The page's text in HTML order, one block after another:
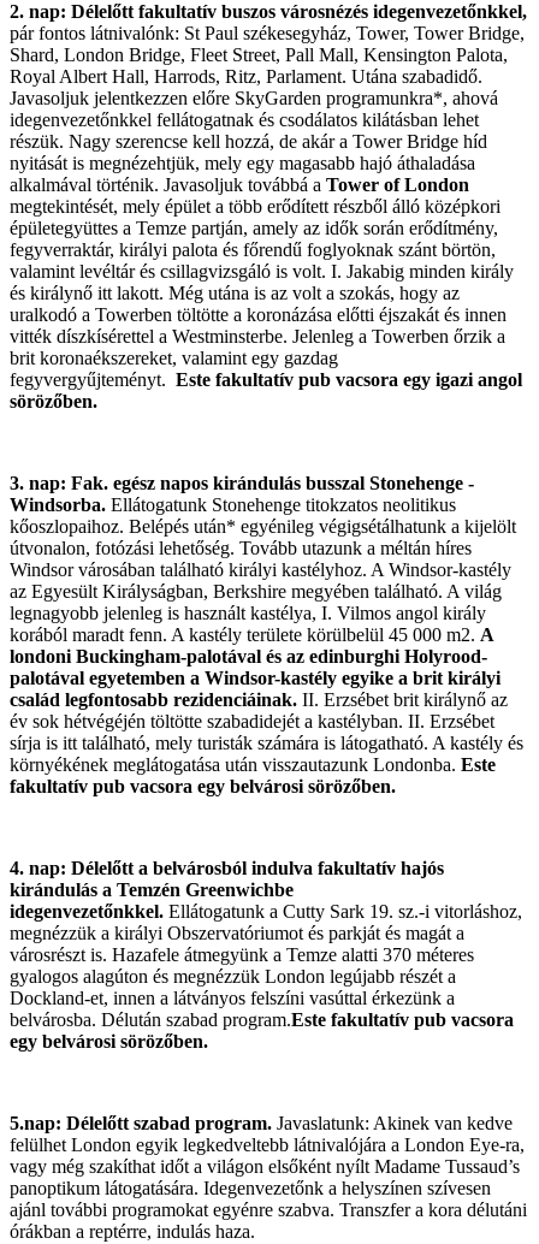
2. nap: Délelőtt fakultatív buszos városnézés idegenvezetőnkkel,
pár fontos látnivalónk: St Paul székesegyház, Tower, Tower Bridge,
Shard, London Bridge, Fleet Street, Pall Mall, Kensington Palota,
Royal Albert Hall, Harrods, Ritz, Parlament. Utána szabadidő.
Javasoljuk jelentkezzen előre SkyGarden programunkra*, ahová
idegenvezetőnkkel fellátogatnak és csodálatos kilátásban lehet
részük. Nagy szerencse kell hozzá, de akár a Tower Bridge híd
nyitását is megnézehtjük, mely egy magasabb hajó áthaladása
alkalmával történik. Javasoljuk továbbá a Tower of London
megtekintését, mely épület a több erődített részből álló középkori
épületegyüttes a Temze partján, amely az idők során erődítmény,
fegyverraktár, királyi palota és főrendű foglyoknak szánt börtön,
valamint levéltár és csillagvizsgáló is volt. I. Jakabig minden király
és királynő itt lakott. Még utána is az volt a szokás, hogy az
uralkodó a Towerben töltötte a koronázása előtti éjszakát és innen
vitték díszkísérettel a Westminsterbe. Jelenleg a Towerben őrzik a
brit koronaékszereket, valamint egy gazdag
fegyvergyűjteményt. Este fakultatív pub vacsora egy igazi angol
sörözőben.
3. nap: Fak. egész napos kirándulás busszal Stonehenge -
Windsorba. Ellátogatunk Stonehenge titokzatos neolitikus
kőoszlopaihoz. Belépés után* egyénileg végigsétálhatunk a kijelölt
útvonalon, fotózási lehetőség. Tovább utazunk a méltán híres
Windsor városában található királyi kastélyhoz. A Windsor-kastély
az Egyesült Királyságban, Berkshire megyében található. A világ
legnagyobb jelenleg is használt kastélya, I. Vilmos angol király
korából maradt fenn. A kastély területe körülbelül 45 000 m2. A
londoni Buckingham-palotával és az edinburghi Holyrood-
palotával egyetemben a Windsor-kastély egyike a brit királyi
család legfontosabb rezidenciáinak. II. Erzsébet brit királynő az
év sok hétvégéjén töltötte szabadidejét a kastélyban. II. Erzsébet
sírja is itt található, mely turisták számára is látogatható. A kastély és
környékének meglátogatása után visszautazunk Londonba. Este
fakultatív pub vacsora egy belvárosi sörözőben.
4. nap: Délelőtt a belvárosból indulva fakultatív hajós
kirándulás a Temzén Greenwichbe
idegenvezetőnkkel. Ellátogatunk a Cutty Sark 19. sz.-i vitorláshoz,
megnézzük a királyi Obszervatóriumot és parkját és magát a
városrészt is. Hazafele átmegyünk a Temze alatti 370 méteres
gyalogos alagúton és megnézzük London legújabb részét a
Dockland-et, innen a látványos felszíni vasúttal érkezünk a
belvárosba. Délután szabad program.Este fakultatív pub vacsora
egy belvárosi sörözőben.
5.nap: Délelőtt szabad program. Javaslatunk: Akinek van kedve
felülhet London egyik legkedveltebb látnivalójára a London Eye-ra,
vagy még szakíthat időt a világon elsőként nyílt Madame Tussaud’s
panoptikum látogatására. Idegenvezetőnk a helyszínen szívesen
ajánl további programokat egyénre szabva. Transzfer a kora délutáni
órákban a reptérre, indulás haza.